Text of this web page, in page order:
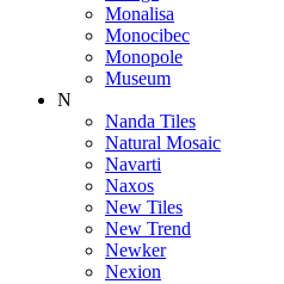
Monalisa
Monocibec
Monopole
Museum
N
Nanda Tiles
Natural Mosaic
Navarti
Naxos
New Tiles
New Trend
Newker
Nexion